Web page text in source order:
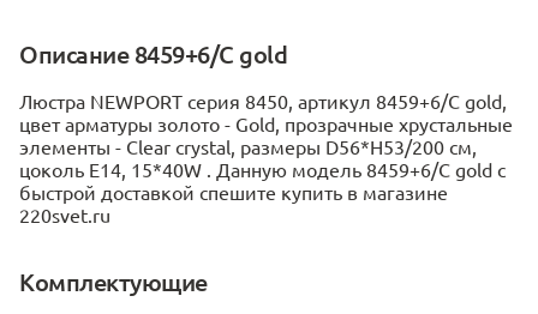
Описание 8459+6/C gold
Люстра NEWPORT серия 8450, артикул 8459+6/C gold,
цвет арматуры золото - Gold, прозрачные хрустальные
элементы - Clear crystal, размеры D56*H53/200 см,
цоколь E14, 15*40W . Данную модель 8459+6/C gold с
быстрой доставкой спешите купить в магазине
220svet.ru
Комплектующие